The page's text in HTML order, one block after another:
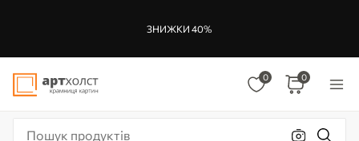
ЗНИЖКИ 40%
0 0